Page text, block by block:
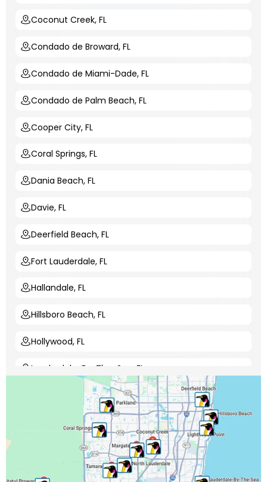
Coconut Creek, FL
Condado de Broward, FL
Condado de Miami-Dade, FL
Condado de Palm Beach, FL
Cooper City, FL
Coral Springs, FL
Dania Beach, FL
Davie, FL
Deerfield Beach, FL
Fort Lauderdale, FL
Hallandale, FL
Hillsboro Beach, FL
Hollywood, FL
Lauderdale-By-The-Sea, FL
Lauderdale Lakes, FL
Lauderhill, FL
Lighthouse Point, FL
Margate, FL